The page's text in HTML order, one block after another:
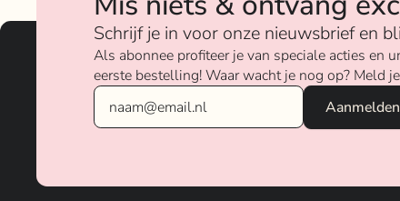
Over ons
Schrijf je in voor onze nieuwsbrief en
Als abonnee profiteer je van speciale acties en
eerste bestelling! Waar wacht je nog op? Meld